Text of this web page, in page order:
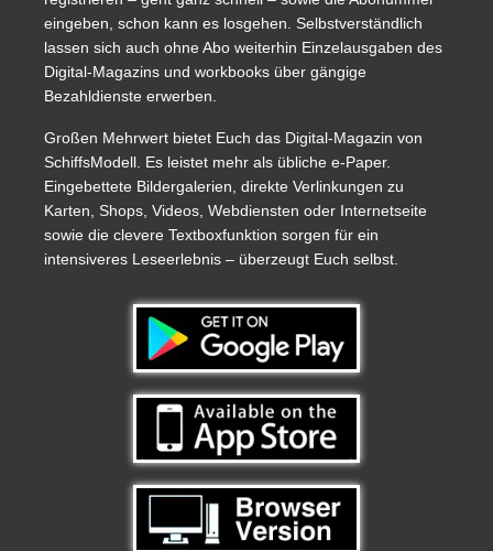
eingeben, schon kann es losgehen. Selbstverständlich
lassen sich auch ohne Abo weiterhin Einzelausgaben des
Digital-Magazins und workbooks über gängige
Bezahldienste erwerben.
Großen Mehrwert bietet Euch das Digital-Magazin von
SchiffsModell. Es leistet mehr als übliche e-Paper.
Eingebettete Bildergalerien, direkte Verlinkungen zu
Karten, Shops, Videos, Webdiensten oder Internetseite
sowie die clevere Textboxfunktion sorgen für ein
intensiveres Leseerlebnis – überzeugt Euch selbst.